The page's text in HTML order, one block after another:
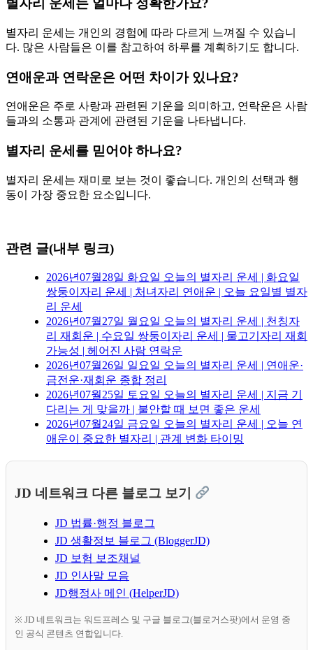
별자리 운세는 얼마나 정확한가요?
별자리 운세는 개인의 경험에 따라 다르게 느껴질 수 있습니
다. 많은 사람들은 이를 참고하여 하루를 계획하기도 합니다.
연애운과 연락운은 어떤 차이가 있나요?
연애운은 주로 사랑과 관련된 기운을 의미하고, 연락운은 사람
들과의 소통과 관계에 관련된 기운을 나타냅니다.
별자리 운세를 믿어야 하나요?
별자리 운세는 재미로 보는 것이 좋습니다. 개인의 선택과 행
동이 가장 중요한 요소입니다.
관련 글(내부 링크)
2026년07월28일 화요일 오늘의 별자리 운세 | 화요일
쌍둥이자리 운세 | 처녀자리 연애운 | 오늘 요일별 별자
리 운세
2026년07월27일 월요일 오늘의 별자리 운세 | 천칭자
리 재회운 | 수요일 쌍둥이자리 운세 | 물고기자리 재회
가능성 | 헤어진 사람 연락운
2026년07월26일 일요일 오늘의 별자리 운세 | 연애운·
금전운·재회운 종합 정리
2026년07월25일 토요일 오늘의 별자리 운세 | 지금 기
다리는 게 맞을까 | 불안할 때 보면 좋은 운세
2026년07월24일 금요일 오늘의 별자리 운세 | 오늘 연
애운이 중요한 별자리 | 관계 변화 타이밍
JD 네트워크 다른 블로그 보기
JD 법률·행정 블로그
JD 생활정보 블로그 (BloggerJD)
JD 보험 보조채널
JD 인사말 모음
JD행정사 메인 (HelperJD)
※ JD 네트워크는 워드프레스 및 구글 블로그(블로거스팟)에서 운영 중
인 공식 콘텐츠 연합입니다.